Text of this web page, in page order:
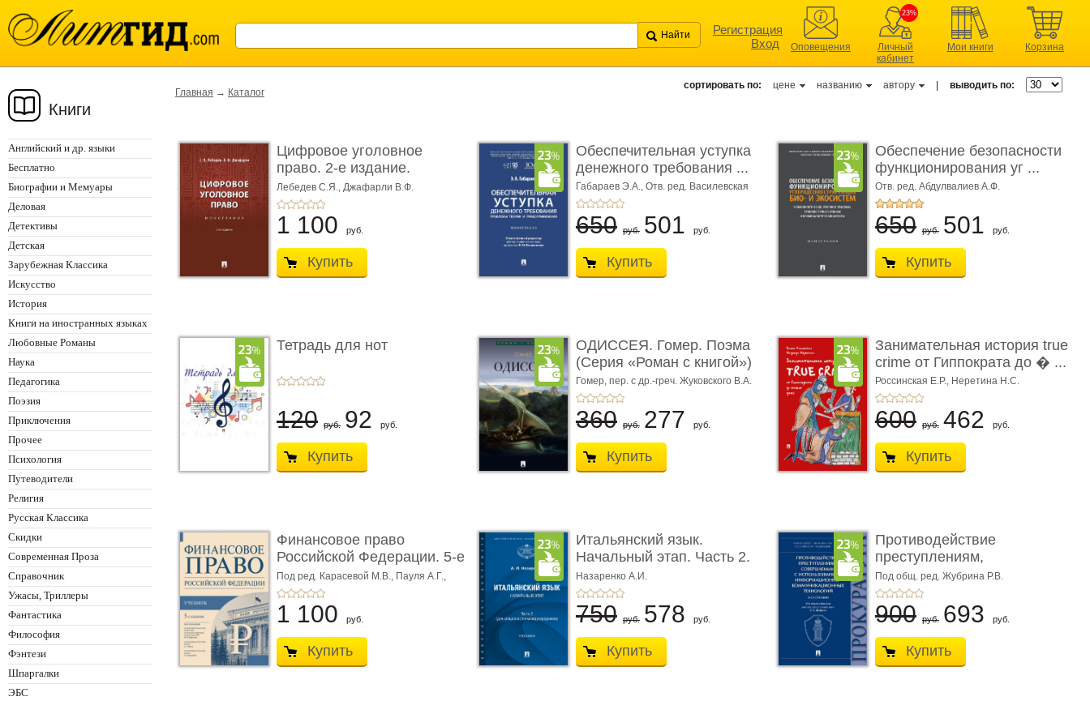
Регистрация
Вход
Оповещения
23%
Личный
кабинет
Мои книги Корзина
Книги
Английский и др. языки
Бесплатно
Биографии и Мемуары
Деловая
Детективы
Детская
Зарубежная Классика
Искусство
История
Книги на иностранных языках
Любовные Романы
Наука
Педагогика
Поэзия
Приключения
Прочее
Психология
Путеводители
Религия
Русская Классика
Скидки
Современная Проза
Справочник
Ужасы, Триллеры
Фантастика
Философия
Фэнтези
Шпаргалки
ЭБС
Главная → Каталог
сортировать по: цене названию автору выводить по:
Цифровое уголовное
право. 2-е издание.
Монограф ...
Лебедев С.Я., Джафарли В.Ф.
1 100 руб.
Купить
Обеспечительная уступка
денежного требования ...
Габараев Э.А., Отв. ред. Василевская
Л.Ю.,вступ. сл. Каретина М.Г.
650 руб. 501 руб.
Купить
Обеспечение безопасности
функционирования уг ...
Отв. ред. Абдулвалиев А.Ф.
650 руб. 501 руб.
Купить
Тетрадь для нот
120 руб. 92 руб.
Купить
ОДИССЕЯ. Гомер. Поэма
(Серия «Роман с книгой»)
Гомер, пер. с др.-греч. Жуковского В.А.
360 руб. 277 руб.
Купить
Занимательная история true
crime от Гиппократа до � ...
Россинская Е.Р., Неретина Н.С.
600 руб. 462 руб.
Купить
Финансовое право
Российской Федерации. 5-е
изд� ...
Под ред. Карасевой М.В., Пауля А.Г.,
Красюкова А.В.
1 100 руб.
Купить
Итальянский язык.
Начальный этап. Часть 2.
Учеб� ...
Назаренко А.И.
750 руб. 578 руб.
Купить
Противодействие
преступлениям,
совершаемым с ...
Под общ. ред. Жубрина Р.В.
900 руб. 693 руб.
Купить